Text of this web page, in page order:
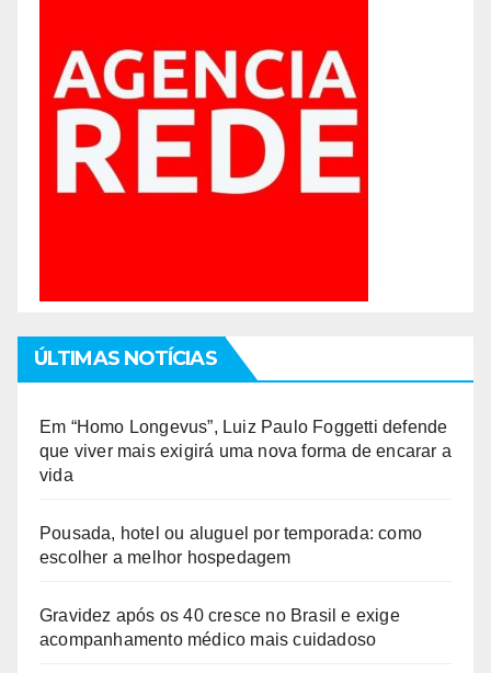
ÚLTIMAS NOTÍCIAS
Em “Homo Longevus”, Luiz Paulo Foggetti defende
que viver mais exigirá uma nova forma de encarar a
vida
Pousada, hotel ou aluguel por temporada: como
escolher a melhor hospedagem
Gravidez após os 40 cresce no Brasil e exige
acompanhamento médico mais cuidadoso